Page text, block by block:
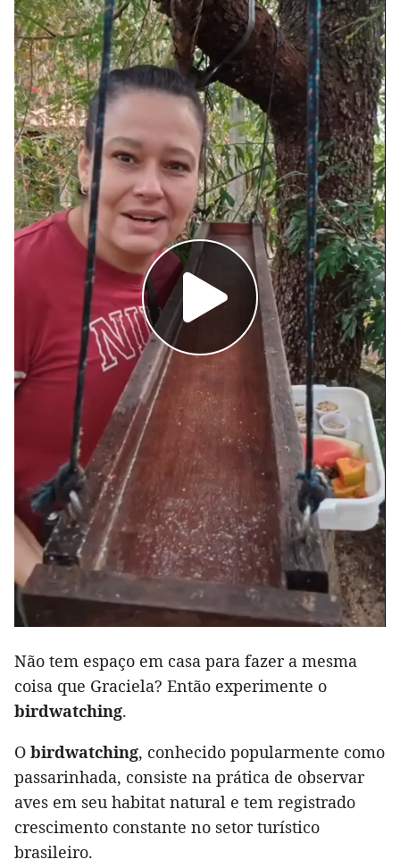
Não tem espaço em casa para fazer a mesma
coisa que Graciela? Então experimente o
birdwatching.
O birdwatching, conhecido popularmente como
passarinhada, consiste na prática de observar
aves em seu habitat natural e tem registrado
crescimento constante no setor turístico
brasileiro.